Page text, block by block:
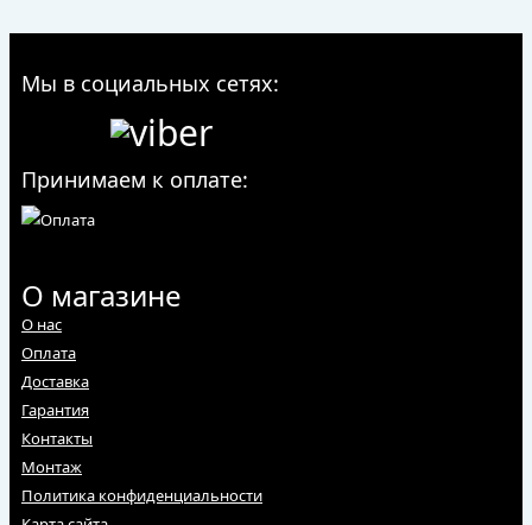
Мы в социальных сетях:
Принимаем к оплате:
О магазине
О нас
Оплата
Доставка
Гарантия
Контакты
Монтаж
Политика конфиденциальности